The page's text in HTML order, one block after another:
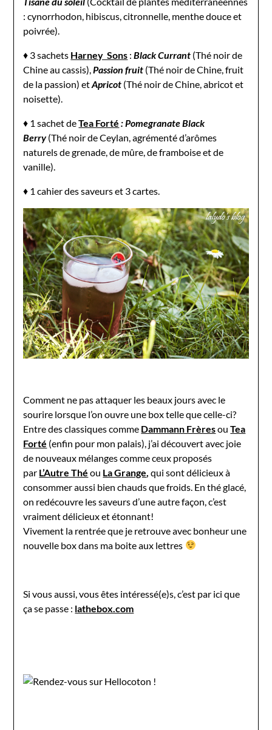
: cynorrhodon, hibiscus, citronnelle, menthe douce et
poivrée).
♦ 3 sachets Harney Sons :Black Currant (Thé noir de
Chine au cassis),Passion fruit (Thé noir de Chine, fruit
de la passion) etApricot (Thé noir de Chine, abricot et
noisette).
♦ 1 sachet deTea Forté : Pomegranate Black
Berry(Thé noir de Ceylan, agrémenté d’arômes
naturels de grenade, de mûre, de framboise et de
vanille).
♦ 1 cahier des saveurs et 3 cartes.
Comment ne pas attaquer les beaux jours avec le
sourire lorsque l’on ouvre une box telle que celle-ci?
Entre des classiques comme Dammann Frèresou Tea
Forté (enfin pour mon palais), j’ai découvert avec joie
de nouveaux mélanges comme ceux proposés
par L’Autre Thé ou La Grange ,qui sont délicieux à
consommer aussi bien chauds que froids. En thé glacé,
on redécouvre les saveurs d’une autre façon, c’est
vraiment délicieux et étonnant!
Vivement la rentrée que je retrouve avec bonheur une
nouvelle box dans ma boite aux lettres
Si vous aussi, vous êtes intéressé(e)s, c’est par ici que
ça se passe : lathebox.com